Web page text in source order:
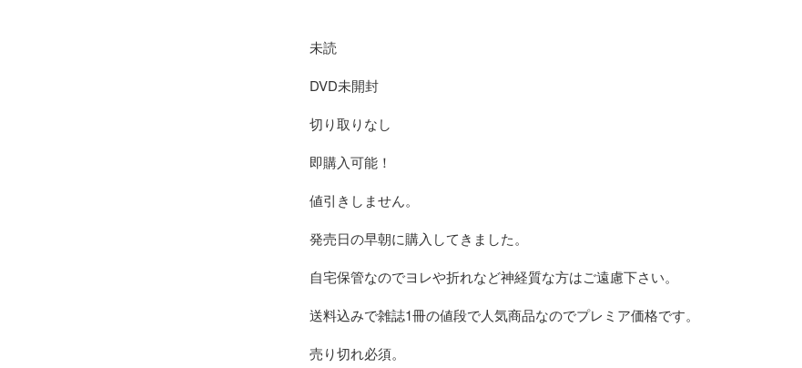
未読
DVD未開封
切り取りなし
即購入可能！
値引きしません。
発売日の早朝に購入してきました。
自宅保管なのでヨレや折れなど神経質な方はご遠慮下さい。
送料込みで雑誌1冊の値段で人気商品なのでプレミア価格です。
売り切れ必須。